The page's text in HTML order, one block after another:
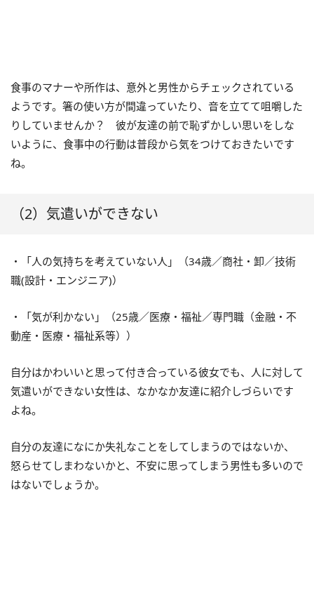
食事のマナーや所作は、意外と男性からチェックされている
ようです。箸の使い方が間違っていたり、音を立てて咀嚼した
りしていませんか？ 彼が友達の前で恥ずかしい思いをしな
いように、食事中の行動は普段から気をつけておきたいです
ね。
（2）気遣いができない
・「人の気持ちを考えていない人」（34歳／商社・卸／技術
職(設計・エンジニア)）
・「気が利かない」（25歳／医療・福祉／専門職（金融・不
動産・医療・福祉系等））
自分はかわいいと思って付き合っている彼女でも、人に対して
気遣いができない女性は、なかなか友達に紹介しづらいです
よね。
自分の友達になにか失礼なことをしてしまうのではないか、
怒らせてしまわないかと、不安に思ってしまう男性も多いので
はないでしょうか。